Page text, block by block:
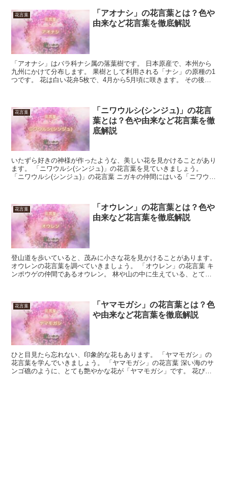
花言葉
「アオナシ」の花言葉とは？色や
由来など花言葉を徹底解説
「アオナシ」はバラ科ナシ属の落葉樹です。 日本原産で、本州から
九州にかけて分布します。 果樹として利用される「ナシ」の原種の1
つです。 花は白い花弁5枚で、4月から5月頃に咲きます。 その後直
花言葉
「ニワウルシ(シンジュ)」の花言
葉とは？色や由来など花言葉を徹
底解説
いたずら好きの神様が作ったような、美しい花を見かけることがあり
ます。 「ニワウルシ(シンジュ)」の花言葉を見ていきましょう。
「ニワウルシ(シンジュ)」の花言葉 ニガキの仲間にはいる「ニワウル
花言葉
「オウレン」の花言葉とは？色や
由来など花言葉を徹底解説
登山道を歩いていると、茂みに小さな花を見かけることがあります。
オウレンの花言葉を調べていきましょう。 「オウレン」の花言葉 キ
ンポウゲの仲間であるオウレン。 林や山の中に生えている、とても
花言葉
「ヤマモガシ」の花言葉とは？色
や由来など花言葉を徹底解説
ひと目見たら忘れない、印象的な花もあります。 「ヤマモガシ」の
花言葉を学んでいきましょう。 「ヤマモガシ」の花言葉 深い海のサ
ンゴ礁のように、とても艶やかな花が「ヤマモガシ」です。 花びら